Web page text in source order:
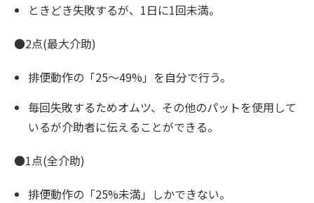
ときどき失敗するが、1日に1回未満。
●2点(最大介助)
排便動作の「25〜49%」を自分で行う。
毎回失敗するためオムツ、その他のパットを使用して
いるが介助者に伝えることができる。
●1点(全介助)
排便動作の「25%未満」しかできない。